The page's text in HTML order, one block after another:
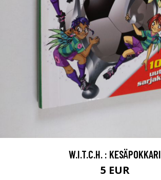
W.I.T.C.H. : KESÄPOKKARI
5 EUR